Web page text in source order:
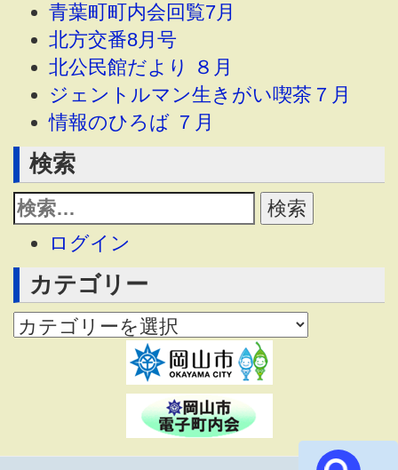
青葉町町内会回覧7月
北方交番8月号
北公民館だより ８月
ジェントルマン生きがい喫茶７月
情報のひろば ７月
検索
ログイン
カテゴリー